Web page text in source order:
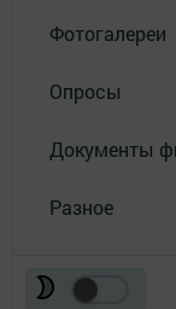
Фотогалереи
Опросы
Документы
Разное